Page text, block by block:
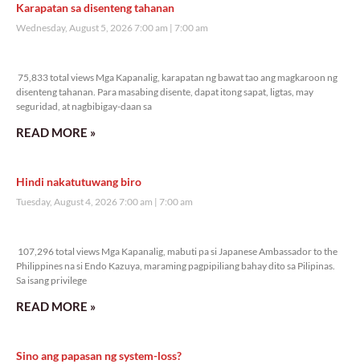
Karapatan sa disenteng tahanan
Wednesday, August 5, 2026 7:00 am 7:00 am
75,833 total views Mga Kapanalig, karapatan ng bawat tao ang magkaroon ng
disenteng tahanan. Para masabing disente, dapat itong sapat, ligtas, may
seguridad, at nagbibigay-daan sa
READ MORE »
Hindi nakatutuwang biro
Tuesday, August 4, 2026 7:00 am 7:00 am
107,296 total views Mga Kapanalig, mabuti pa si Japanese Ambassador to the
Philippines na si Endo Kazuya, maraming pagpipiliang bahay dito sa Pilipinas.
Sa isang privilege
READ MORE »
Sino ang papasan ng system-loss?